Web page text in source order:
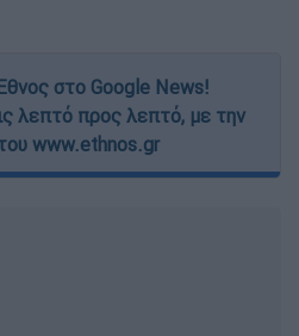
στο Google News!
λεπτό προς λεπτό, με την
www.ethnos.gr